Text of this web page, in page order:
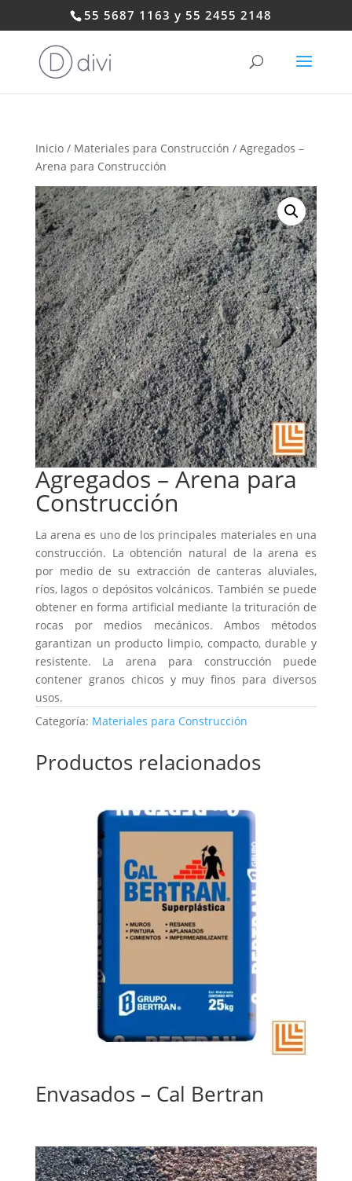
55 5687 1163 y 55 2455 2148
Inicio/ Materiales para Construcción / Agregados –
Arena para Construcción
Agregados – Arena para
Construcción
La arena es uno de los principales materiales en una
construcción. La obtención natural de la arena es
por medio de su extracción de canteras aluviales,
ríos, lagos o depósitos volcánicos. También se puede
obtener en forma artificial mediante la trituración de
rocas por medios mecánicos. Ambos métodos
garantizan un producto limpio, compacto, durable y
resistente. La arena para construcción puede
contener granos chicos y muy finos para diversos
usos.
Categoría: Materiales para Construcción
Productos relacionados
Envasados – Cal Bertran